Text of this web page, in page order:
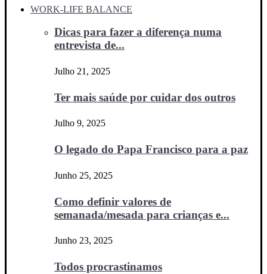
WORK-LIFE BALANCE
Dicas para fazer a diferença numa
entrevista de...
Julho 21, 2025
Ter mais saúde por cuidar dos outros
Julho 9, 2025
O legado do Papa Francisco para a paz
Junho 25, 2025
Como definir valores de
semanada/mesada para crianças e...
Junho 23, 2025
Todos procrastinamos